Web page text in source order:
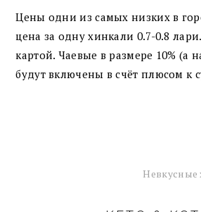
Цены одни из самых низких в
цена за одну хинкали 0.7-0.8
картой. Чаевые в размере 10% (а
будут включены в счёт плюсом к
Невкусные